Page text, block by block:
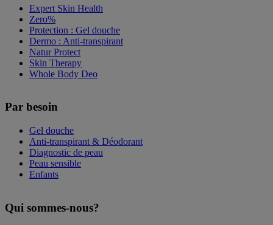
Expert Skin Health
Zero%
Protection : Gel douche
Dermo : Anti-transpirant
Natur Protect
Skin Therapy
Whole Body Deo
Par besoin
Gel douche
Anti-transpirant & Déodorant
Diagnostic de peau
Peau sensible
Enfants
Qui sommes-nous?